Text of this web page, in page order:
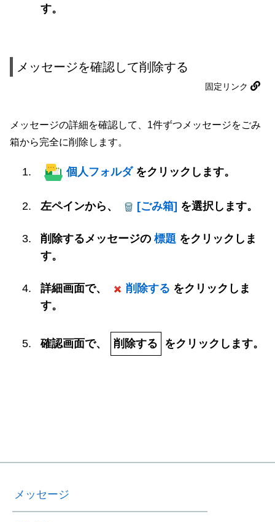
す。
メッセージを確認して削除する
固定リンク
メッセージの詳細を確認して、1件ずつメッセージをごみ
箱から完全に削除します。
個人フォルダ をクリックします。
左ペインから、 [ごみ箱] を選択します。
削除するメッセージの 標題 をクリックしま
す。
詳細画面で、 削除する をクリックしま
す。
確認画面で、 削除する をクリックします。
メッセージ